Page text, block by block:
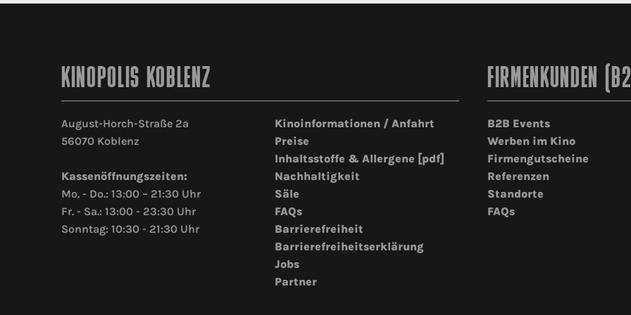
KINOPOLIS KOBLENZ
August-Horch-Straße 2a
56070 Koblenz
Kassenöffnungszeiten:
Mo. - Do.: 13:00 – 21:30 Uhr
Fr. - Sa.: 13:00 - 23:30 Uhr
Sonntag: 10:30 - 21:30 Uhr
Kinoinformationen / Anfahrt
Preise
Inhaltsstoffe & Allergene [pdf]
Nachhaltigkeit
Säle
FAQs
Barrierefreiheit
Barrierefreiheitserklärung
Jobs
Partner
FIRMENKUNDEN
B2B Events
Werben im Kino
Firmengutscheine
Referenzen
Standorte
FAQs